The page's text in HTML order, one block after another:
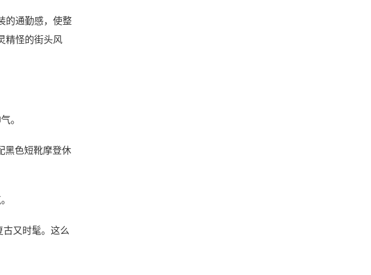
的通勤感，使整
精怪的街头风
。
黑色短靴摩登休
又时髦。这么